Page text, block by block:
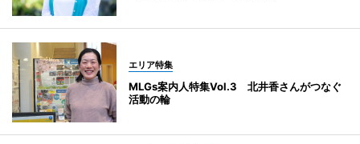
エリア特集
MLGs案内人特集Vol.3 北井香さんがつなぐ
活動の輪